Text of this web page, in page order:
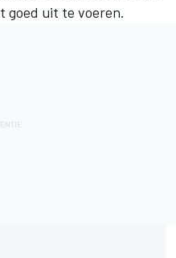
goed uit te voeren.